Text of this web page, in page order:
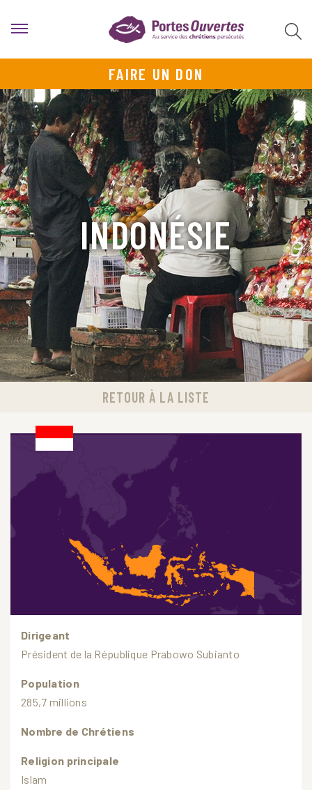
FAIRE UN DON
INDONÉSIE
RETOUR À LA LISTE
Dirigeant
Président de la République Prabowo Subianto
Population
285,7 millions
Nombre de Chrétiens
Religion principale
Islam